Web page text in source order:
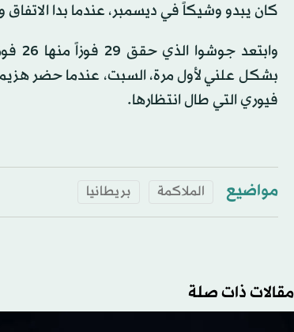
كان يبدو وشيكاً في ديسمبر، عندما بدا
فيوري التي طال انتظارها.
مواضيع الملاكمة بريطانيا
مقالات ذات صلة